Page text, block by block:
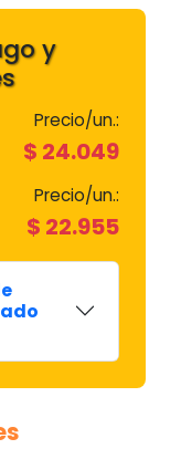
y
Precio/un.:
$ 24.049
Precio/un.:
$ 22.955